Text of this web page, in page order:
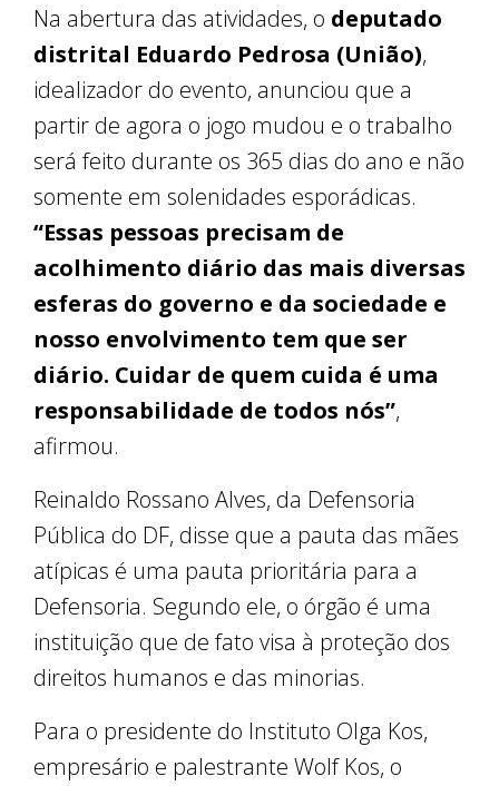
Na abertura das atividades, o deputado
distrital Eduardo Pedrosa (União),
idealizador do evento, anunciou que a
partir de agora o jogo mudou e o trabalho
será feito durante os 365 dias do ano e não
somente em solenidades esporádicas.
“Essas pessoas precisam de
acolhimento diário das mais diversas
esferas do governo e da sociedade e
nosso envolvimento tem que ser
diário. Cuidar de quem cuida é uma
responsabilidade de todos nós”,
afirmou.
Reinaldo Rossano Alves, da Defensoria
Pública do DF, disse que a pauta das mães
atípicas é uma pauta prioritária para a
Defensoria. Segundo ele, o órgão é uma
instituição que de fato visa à proteção dos
direitos humanos e das minorias.
Para o presidente do Instituto Olga Kos,
empresário e palestrante Wolf Kos, o